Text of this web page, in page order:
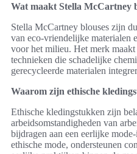
Wat maakt Stella McCartney
Stella McCartney blouses zijn
van eco-vriendelijke materialen
voor het milieu. Het merk
technieken die schadelijke
gerecycleerde materialen
Waarom zijn ethische
Ethische kledingstukken zijn
arbeidsomstandigheden van
bijdragen aan een eerlijke
ethische mode, ondersteunen